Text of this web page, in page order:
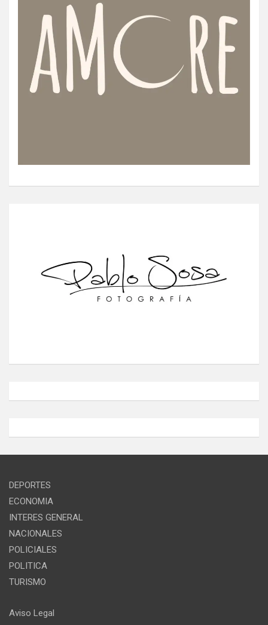
DEPORTES
ECONOMIA
INTERES GENERAL
NACIONALES
POLICIALES
POLITICA
TURISMO
Aviso Legal